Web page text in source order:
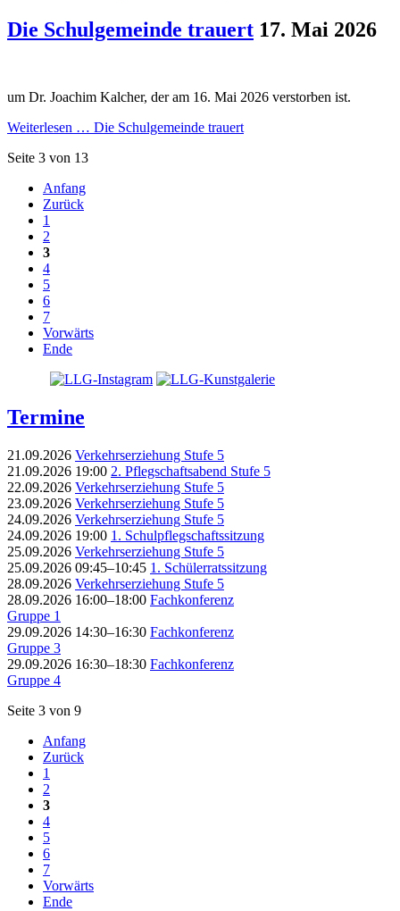
Die Schulgemeinde trauert 17. Mai 2026
um Dr. Joachim Kalcher, der am 16. Mai 2026 verstorben ist.
Weiterlesen … Die Schulgemeinde trauert
Seite 3 von 13
Anfang
Zurück
1
2
3
4
5
6
7
Vorwärts
Ende
Termine
21.09.2026 Verkehrserziehung Stufe 5
21.09.2026 19:00 2. Pflegschaftsabend Stufe 5
22.09.2026 Verkehrserziehung Stufe 5
23.09.2026 Verkehrserziehung Stufe 5
24.09.2026 Verkehrserziehung Stufe 5
24.09.2026 19:00 1. Schulpflegschaftssitzung
25.09.2026 Verkehrserziehung Stufe 5
25.09.2026 09:45–10:45 1. Schülerratssitzung
28.09.2026 Verkehrserziehung Stufe 5
28.09.2026 16:00–18:00 Fachkonferenz
Gruppe 1
29.09.2026 14:30–16:30 Fachkonferenz
Gruppe 3
29.09.2026 16:30–18:30 Fachkonferenz
Gruppe 4
Seite 3 von 9
Anfang
Zurück
1
2
3
4
5
6
7
Vorwärts
Ende